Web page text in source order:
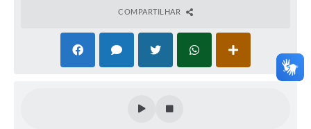
COMPARTILHAR